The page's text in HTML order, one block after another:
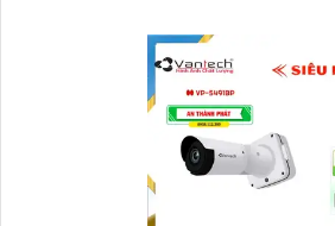
giám sát của bạn